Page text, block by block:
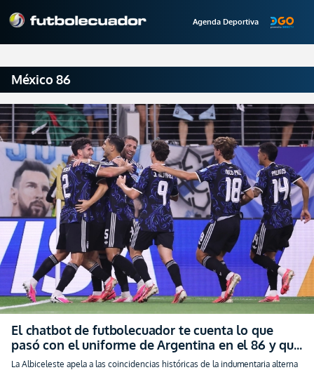
Agenda Deportiva
México 86
El chatbot de futbolecuador te cuenta lo que
pasó con el uniforme de Argentina en el 86 y que
busca repetir como cábala drástica (VIDEO)
La Albiceleste apela a las coincidencias históricas de la indumentaria alterna